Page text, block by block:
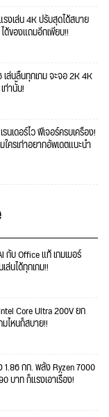
งเล่น 4K ปรับสุดได้สบาย
ด้ของแถมอีกเพียบ!!
ล่นลื่นทุกเกม จะจอ 2K 4K
ท่านั้น!
เดอร์ไว ฟีเจอร์ครบเครื่อง!
ครเก่าอยากอัพเดตแนะนำ
กับ Office แท้ เกมเมอร์
ล่นได้ทุกเกม!!
Core Ultra 200V ยก
ไหนก็สบาย!!
1.86 กก. พลัง Ryzen 7000
บาท ก็แรงเอาเรื่อง!